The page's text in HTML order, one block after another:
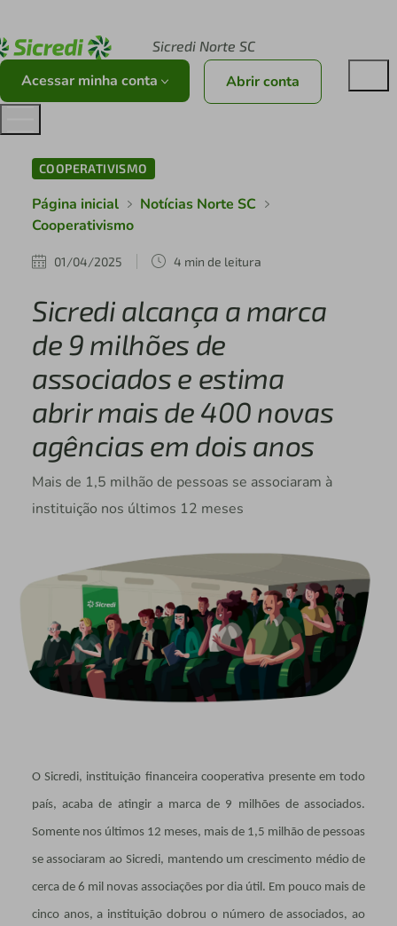
Sicredi Norte SC
Acessar minha conta Abrir conta
COOPERATIVISMO
Página inicial
Notícias Norte SC
Cooperativismo
01/04/2025 4 min de leitura
Sicredi alcança a marca
de 9 milhões de
associados e estima
abrir mais de 400 novas
agências em dois anos
Mais de 1,5 milhão de pessoas se associaram à
instituição nos últimos 12 meses
O Sicredi, instituição financeira cooperativa presente em todo
país, acaba de atingir a marca de 9 milhões de associados.
Somente nos últimos 12 meses, mais de 1,5 milhão de pessoas
se associaram ao Sicredi, mantendo um crescimento médio de
cerca de 6 mil novas associações por dia útil. Em pouco mais de
cinco anos, a instituição dobrou o número de associados, ao